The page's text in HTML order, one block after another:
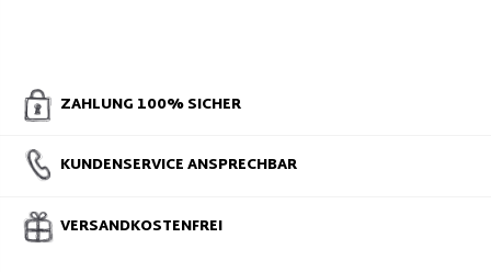
ZAHLUNG 100% SICHER
KUNDENSERVICE ANSPRECHBAR
VERSANDKOSTENFREI